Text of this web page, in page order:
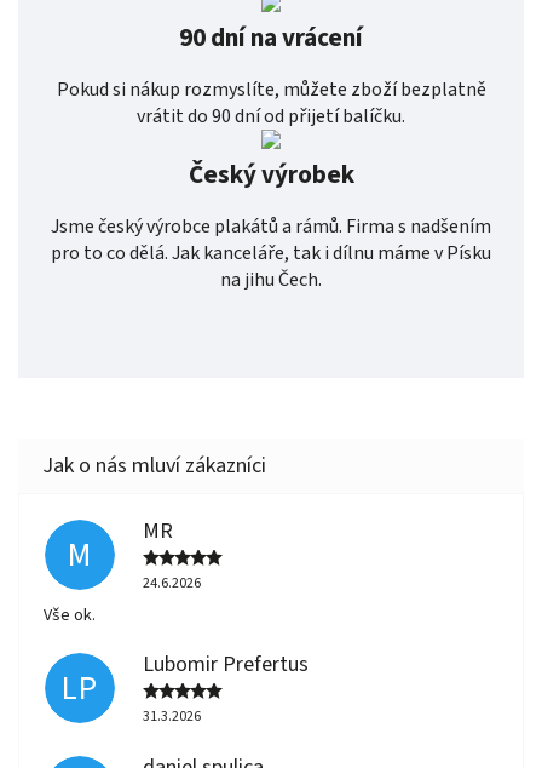
90 dní na vrácení
Pokud si nákup rozmyslíte, můžete zboží bezplatně
vrátit do 90 dní od přijetí balíčku.
Český výrobek
Jsme český výrobce plakátů a rámů. Firma s nadšením
pro to co dělá. Jak kanceláře, tak i dílnu máme v Písku
na jihu Čech.
M
MR
24.6.2026
Vše ok.
LP
Lubomir Prefertus
31.3.2026